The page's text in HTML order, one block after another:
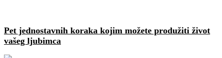
Pet jednostavnih koraka kojim možete produžiti život
vašeg ljubimca